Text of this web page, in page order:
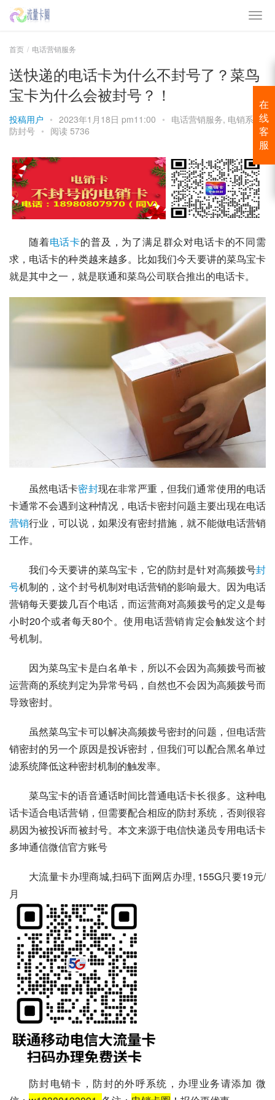
首页 电话营销服务
送快递的电话卡为什么不封号了？菜鸟
宝卡为什么会被封号？！
投稿用户 • 2023年1月18日 pm11:00 • 电话营销服务, 电销系统
防封号 • 阅读 5736
随着电话卡的普及，为了满足群众对电话卡的不同需
求，电话卡的种类越来越多。比如我们今天要讲的菜鸟宝卡
就是其中之一，就是联通和菜鸟公司联合推出的电话卡。
虽然电话卡密封现在非常严重，但我们通常使用的电话
卡通常不会遇到这种情况，电话卡密封问题主要出现在电话
营销行业，可以说，如果没有密封措施，就不能做电话营销
工作。
我们今天要讲的菜鸟宝卡，它的防封是针对高频拨号封
号机制的，这个封号机制对电话营销的影响最大。因为电话
营销每天要拨几百个电话，而运营商对高频拨号的定义是每
小时20个或者每天80个。使用电话营销肯定会触发这个封
号机制。
因为菜鸟宝卡是白名单卡，所以不会因为高频拨号而被
运营商的系统判定为异常号码，自然也不会因为高频拨号而
导致密封。
虽然菜鸟宝卡可以解决高频拨号密封的问题，但电话营
销密封的另一个原因是投诉密封，但我们可以配合黑名单过
滤系统降低这种密封机制的触发率。
菜鸟宝卡的语音通话时间比普通电话卡长很多。这种电
话卡适合电话营销，但需要配合相应的防封系统，否则很容
易因为被投诉而被封号。本文来源于电信快递员专用电话卡
多坤通信微信官方账号
大流量卡办理商城,扫码下面网店办理, 155G只要19元/
月
防封电销卡，防封的外呼系统，办理业务请添加 微
在
线
客
服